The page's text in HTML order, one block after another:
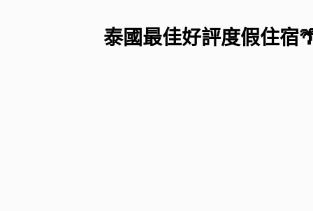
泰國最佳好評度假住宿